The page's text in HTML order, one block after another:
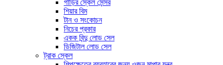
গাড়ির স্কেল সেন্সর
শিয়ার বিম
টান ও সংকোচন
নিচের প্রকার
একক বিন্দু লোড সেল
ডিজিটাল লোড সেল
ট্রাক স্কেল